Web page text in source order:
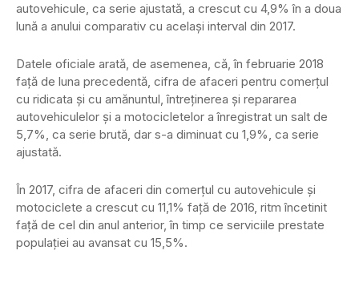
autovehicule, ca serie ajustată, a crescut cu 4,9% în a doua
lună a anului comparativ cu acelaşi interval din 2017.
Datele oficiale arată, de asemenea, că, în februarie 2018
faţă de luna precedentă, cifra de afaceri pentru comerţul
cu ridicata şi cu amănuntul, întreţinerea şi repararea
autovehiculelor şi a motocicletelor a înregistrat un salt de
5,7%, ca serie brută, dar s-a diminuat cu 1,9%, ca serie
ajustată.
În 2017, cifra de afaceri din comerţul cu autovehicule şi
motociclete a crescut cu 11,1% faţă de 2016, ritm încetinit
faţă de cel din anul anterior, în timp ce serviciile prestate
populaţiei au avansat cu 15,5%.